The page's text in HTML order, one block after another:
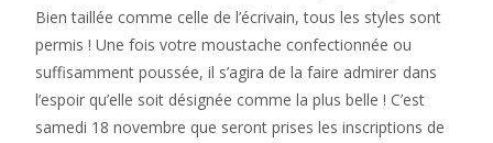
Bien taillée comme celle de l’écrivain, tous les styles sont
permis ! Une fois votre moustache confectionnée ou
suffisamment poussée, il s’agira de la faire admirer dans
l’espoir qu’elle soit désignée comme la plus belle ! C’est
samedi 18 novembre que seront prises les inscriptions de